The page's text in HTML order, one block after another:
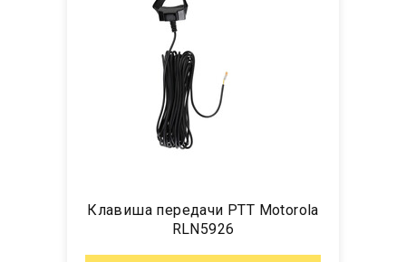
Клавиша передачи РТТ Motorola
RLN5926